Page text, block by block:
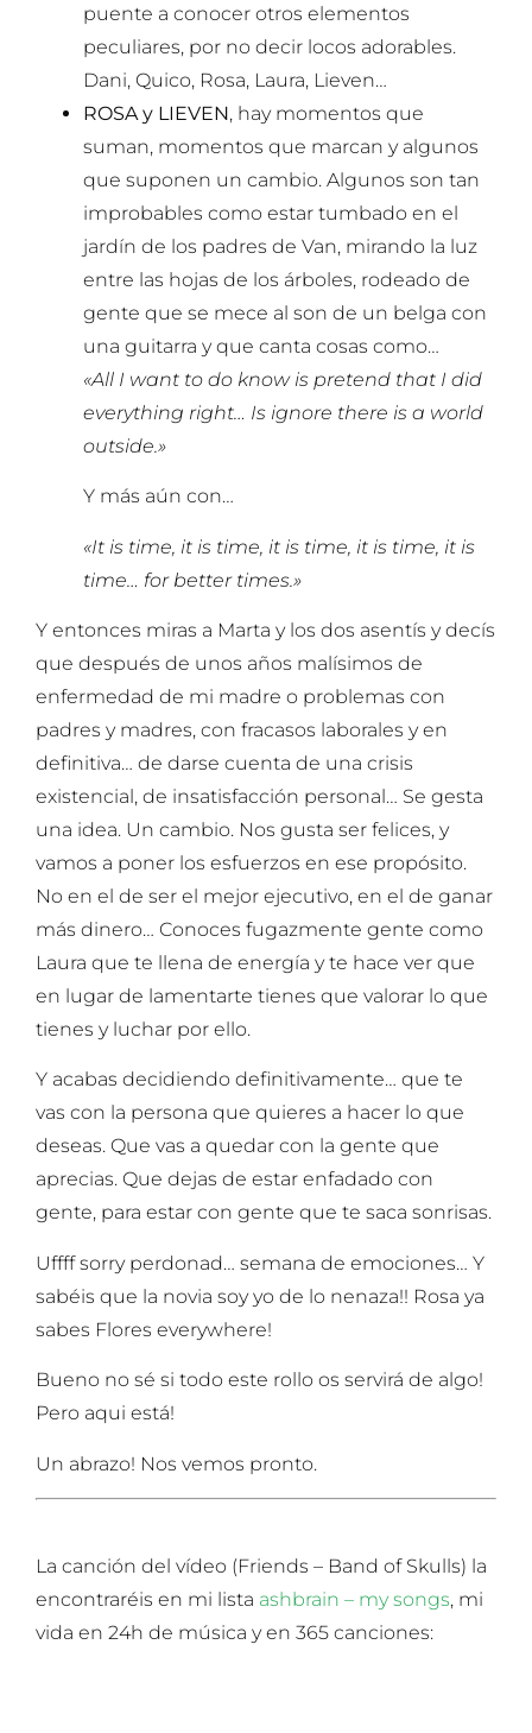
puente a conocer otros elementos
peculiares, por no decir locos adorables.
Dani, Quico, Rosa, Laura, Lieven…
ROSA y LIEVEN, hay momentos que
suman, momentos que marcan y algunos
que suponen un cambio. Algunos son tan
improbables como estar tumbado en el
jardín de los padres de Van, mirando la luz
entre las hojas de los árboles, rodeado de
gente que se mece al son de un belga con
una guitarra y que canta cosas como…
«All I want to do know is pretend that I did
everything right… Is ignore there is a world
outside.»
Y más aún con…
«It is time, it is time, it is time, it is time, it is
time… for better times.»
Y entonces miras a Marta y los dos asentís y decís
que después de unos años malísimos de
enfermedad de mi madre o problemas con
padres y madres, con fracasos laborales y en
definitiva… de darse cuenta de una crisis
existencial, de insatisfacción personal… Se gesta
una idea. Un cambio. Nos gusta ser felices, y
vamos a poner los esfuerzos en ese propósito.
No en el de ser el mejor ejecutivo, en el de ganar
más dinero… Conoces fugazmente gente como
Laura que te llena de energía y te hace ver que
en lugar de lamentarte tienes que valorar lo que
tienes y luchar por ello.
Y acabas decidiendo definitivamente… que te
vas con la persona que quieres a hacer lo que
deseas. Que vas a quedar con la gente que
aprecias. Que dejas de estar enfadado con
gente, para estar con gente que te saca sonrisas.
Uffff sorry perdonad… semana de emociones… Y
sabéis que la novia soy yo de lo nenaza!! Rosa ya
sabes Flores everywhere!
Bueno no sé si todo este rollo os servirá de algo!
Pero aqui está!
Un abrazo! Nos vemos pronto.
La canción del vídeo (Friends – Band of Skulls) la
encontraréis en mi lista ashbrain – my songs, mi
vida en 24h de música y en 365 canciones: